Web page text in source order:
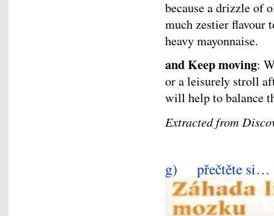
because a drizzle of
much zestier flavour
heavy mayonnaise.
and Keep moving:
or a leisurely stroll
will help to balance
Extracted from
g) přečtěte si…